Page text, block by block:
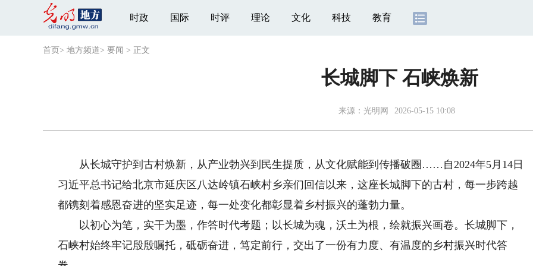
时政 国际 时评 理论 文化 科技 教育
首页 > 地方频道> 要闻 > 正文
长城脚下 石峡焕新
来源： 光明网 2026-05-15 10:08
从长城守护到古村焕新，从产业勃兴到民生提质，从文化赋能到传播破圈……自2024年5月14日
习近平总书记给北京市延庆区八达岭镇石峡村乡亲们回信以来，这座长城脚下的古村，每一步跨越
都镌刻着感恩奋进的坚实足迹，每一处变化都彰显着乡村振兴的蓬勃力量。
以初心为笔，实干为墨，作答时代考题；以长城为魂，沃土为根，绘就振兴画卷。长城脚下，
石峡村始终牢记殷殷嘱托，砥砺奋进，笃定前行，交出了一份有力度、有温度的乡村振兴时代答